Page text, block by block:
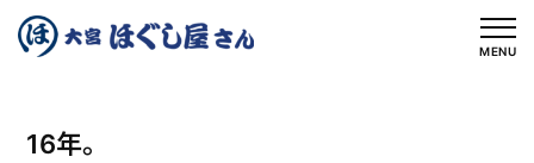
MENU
16年。